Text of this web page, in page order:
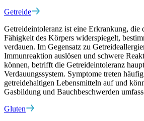
Getreide
Getreideintoleranz ist eine Erkrankung, die
Fähigkeit des Körpers widerspiegelt,
verdauen. Im Gegensatz zu
Immunreaktion auslösen und schwere
können, betrifft die Getreideintoleranz
Verdauungssystem. Symptome treten
getreidehaltigen Lebensmitteln auf und
Gasbildung und Bauchbeschwerden
Gluten